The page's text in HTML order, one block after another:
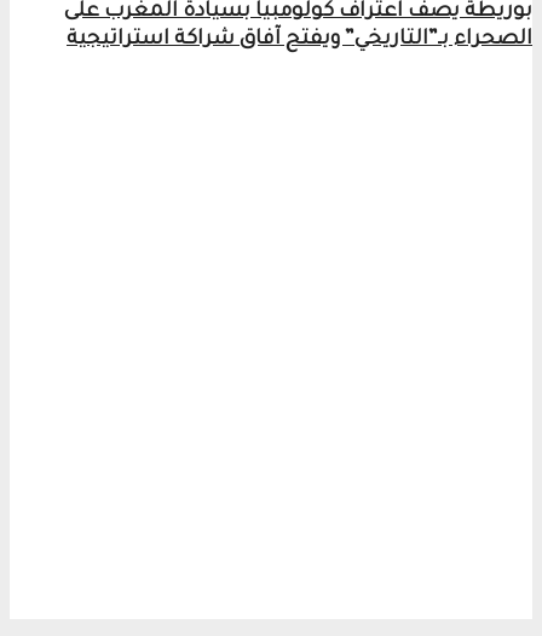
بوريطة يصف اعتراف كولومبيا بسيادة المغرب على
الصحراء بـ”التاريخي” ويفتح آفاق شراكة استراتيجية